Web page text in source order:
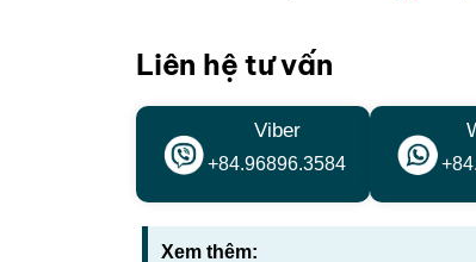
Liên hệ tư vấn
Viber
+84.96896.3584
Xem thêm: